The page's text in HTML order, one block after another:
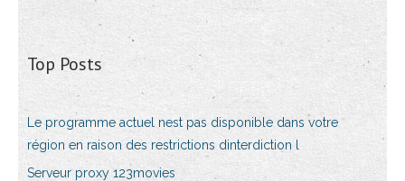
Top Posts
Le programme actuel nest pas disponible dans votre
région en raison des restrictions dinterdiction l
Serveur proxy 123movies